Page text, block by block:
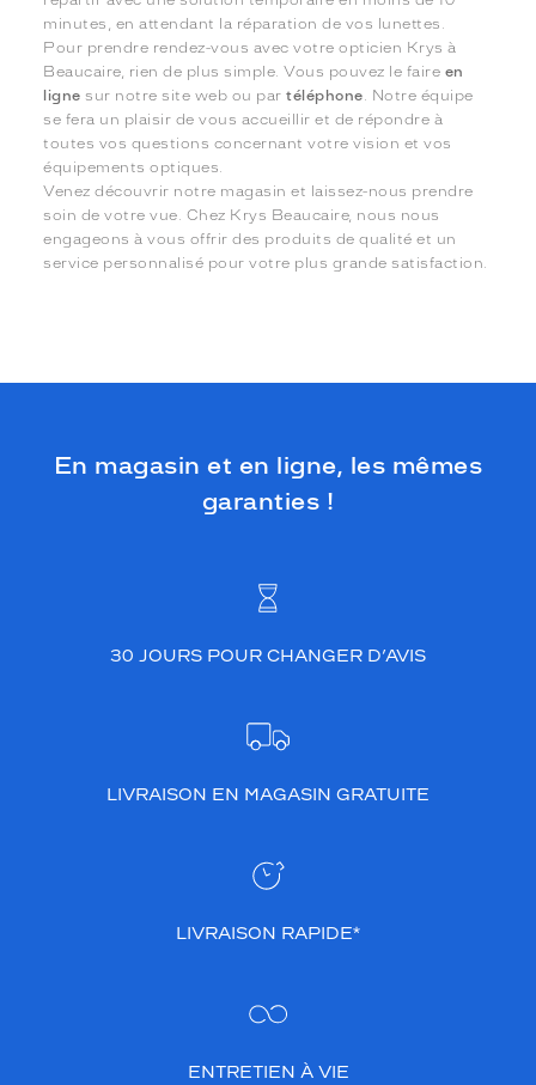
minutes, en attendant la réparation de vos lunettes.
Pour prendre rendez-vous avec votre opticien Krys à
Beaucaire, rien de plus simple. Vous pouvez le faire en
ligne sur notre site web ou partéléphone. Notre équipe
se fera un plaisir de vous accueillir et de répondre à
toutes vos questions concernant votre vision et vos
équipements optiques.
Venez découvrir notre magasin et laissez-nous prendre
soin de votre vue. Chez Krys Beaucaire, nous nous
engageons à vous offrir des produits de qualité et un
service personnalisé pour votre plus grande satisfaction.
En magasin et en ligne, les mêmes
garanties !
30 JOURS POUR CHANGER D’AVIS
LIVRAISON EN MAGASIN GRATUITE
LIVRAISON RAPIDE*
ENTRETIEN À VIE